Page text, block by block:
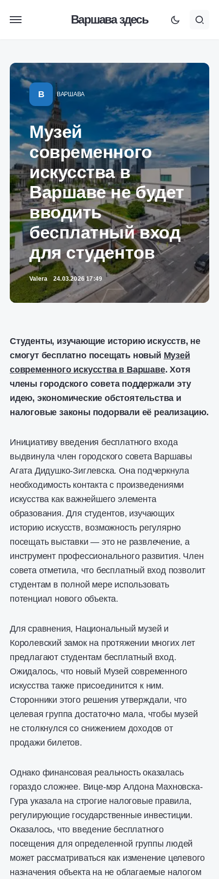
Варшава здесь
В ВАРШАВА
Музей
современного
искусства в
Варшаве не будет
вводить
бесплатный вход
для студентов
Valera 24.03.2026 17:49
Студенты, изучающие историю искусств, не
смогут бесплатно посещать новый Музей
современного искусства в Варшаве. Хотя
члены городского совета поддержали эту
идею, экономические обстоятельства и
налоговые законы подорвали её реализацию.
Инициативу введения бесплатного входа
выдвинула член городского совета Варшавы
Агата Дидушко-Зиглевска. Она подчеркнула
необходимость контакта с произведениями
искусства как важнейшего элемента
образования. Для студентов, изучающих
историю искусств, возможность регулярно
посещать выставки — это не развлечение, а
инструмент профессионального развития. Член
совета отметила, что бесплатный вход позволит
студентам в полной мере использовать
потенциал нового объекта.
Для сравнения, Национальный музей и
Королевский замок на протяжении многих лет
предлагают студентам бесплатный вход.
Ожидалось, что новый Музей современного
искусства также присоединится к ним.
Сторонники этого решения утверждали, что
целевая группа достаточно мала, чтобы музей
не столкнулся со снижением доходов от
продажи билетов.
Однако финансовая реальность оказалась
гораздо сложнее. Вице-мэр Алдона Махновска-
Гура указала на строгие налоговые правила,
регулирующие государственные инвестиции.
Оказалось, что введение бесплатного
посещения для определенной группы людей
может рассматриваться как изменение целевого
назначения объекта на не облагаемые налогом